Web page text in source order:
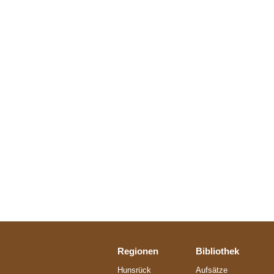
Regionen
Hunsrück
Bibliothek
Aufsätze